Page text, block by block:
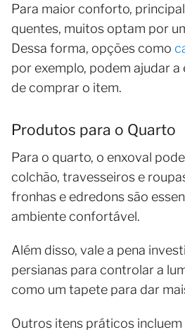
Para maior conforto,
quentes, muitos optam por
Dessa forma, opções como
por exemplo, podem ajudar
de comprar o item.
Produtos para o Quarto
Para o quarto, o enxoval
colchão, travesseiros e
fronhas e edredons são
ambiente confortável.
Além disso, vale a pena
persianas para controlar a
como um tapete para dar
Outros itens práticos incluem